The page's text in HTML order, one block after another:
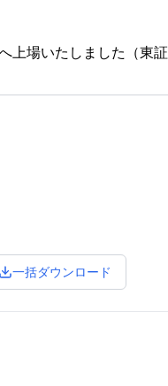
場いたしました（東証
一括ダウンロード